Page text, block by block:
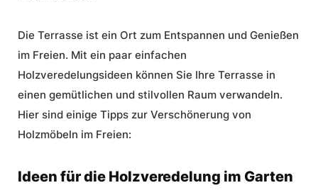
Die Terrasse ist ein Ort zum Entspannen und Genießen
im Freien. Mit ein paar einfachen
Holzveredelungsideen können Sie Ihre Terrasse in
einen gemütlichen und stilvollen Raum verwandeln.
Hier sind einige Tipps zur Verschönerung von
Holzmöbeln im Freien:
Ideen für die Holzveredelung im Garten